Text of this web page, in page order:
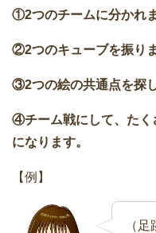
①2つのチームに分かれま
②2つのキューブを振りま
③2つの絵の共通点を探
④チーム戦にして、たく
になります。
【例】
（